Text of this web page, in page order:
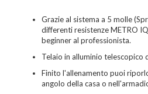
Grazie al sistema a 5 molle
differenti resistenze METRO
beginner al professionista.
Telaio in alluminio telescopico
Finito l'allenamento puoi
angolo della casa o